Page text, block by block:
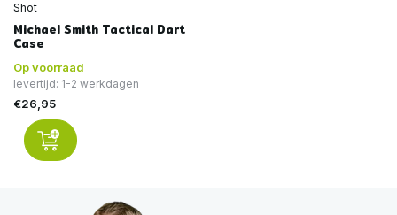
Shot
Michael Smith Tactical Dart
Case
Op voorraad
levertijd: 1-2 werkdagen
€26,95